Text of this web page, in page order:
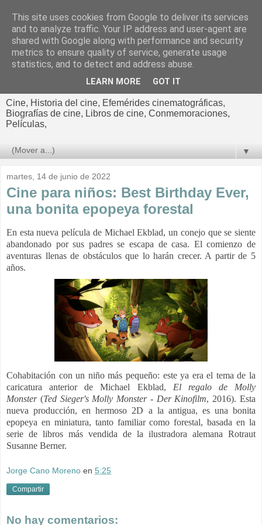
El cultural
cinematográfico de Jorge
Cine, Historia del cine, Efemérides cinematográficas,
Biografías de cine, Libros de cine, Conmemoraciones,
Películas,
▼
martes, 14 de junio de 2022
Cine para niños: Best Birthday Ever,
una bonita epopeya forestal
En esta nueva película de Michael Ekblad, un conejo que se siente
abandonado por sus padres se escapa de casa. El comienzo de
aventuras llenas de obstáculos que lo harán crecer. A partir de 5
años.
Cohabitación con un niño más pequeño: este ya era el tema de la
caricatura anterior de Michael Ekblad, El regalo de Molly
Monster (Ted Sieger's Molly Monster - Der Kinofilm, 2016). Esta
nueva producción, en hermoso 2D a la antigua, es una bonita
epopeya en miniatura, tanto familiar como forestal, basada en la
serie de libros más vendida de la ilustradora alemana Rotraut
Susanne Berner.
Jorge Cano Moreno en 5:25
Compartir
No hay comentarios:
This site uses cookies from Google to deliver its services
and to analyze traffic. Your IP address and user-agent are
shared with Google along with performance and security
metrics to ensure quality of service, generate usage
statistics, and to detect and address abuse.
LEARN MORE GOT IT